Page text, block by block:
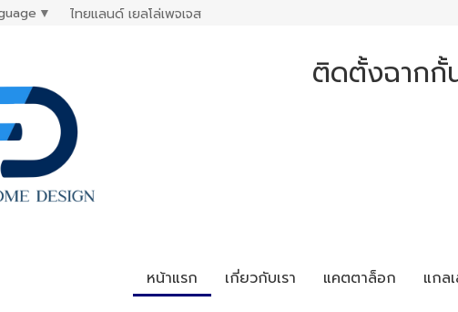
▼ ไทยแลนด์ เยลโล่เพจเจส
ติดตั้งฉากกั้
หน้าแรก เกี่ยวกับเรา แคตตาล็อก แกล